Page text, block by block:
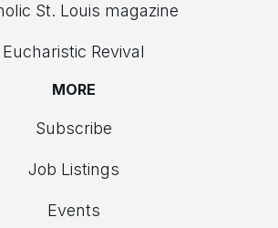
St. Louis magazine
Eucharistic Revival
MORE
Subscribe
Job Listings
Events